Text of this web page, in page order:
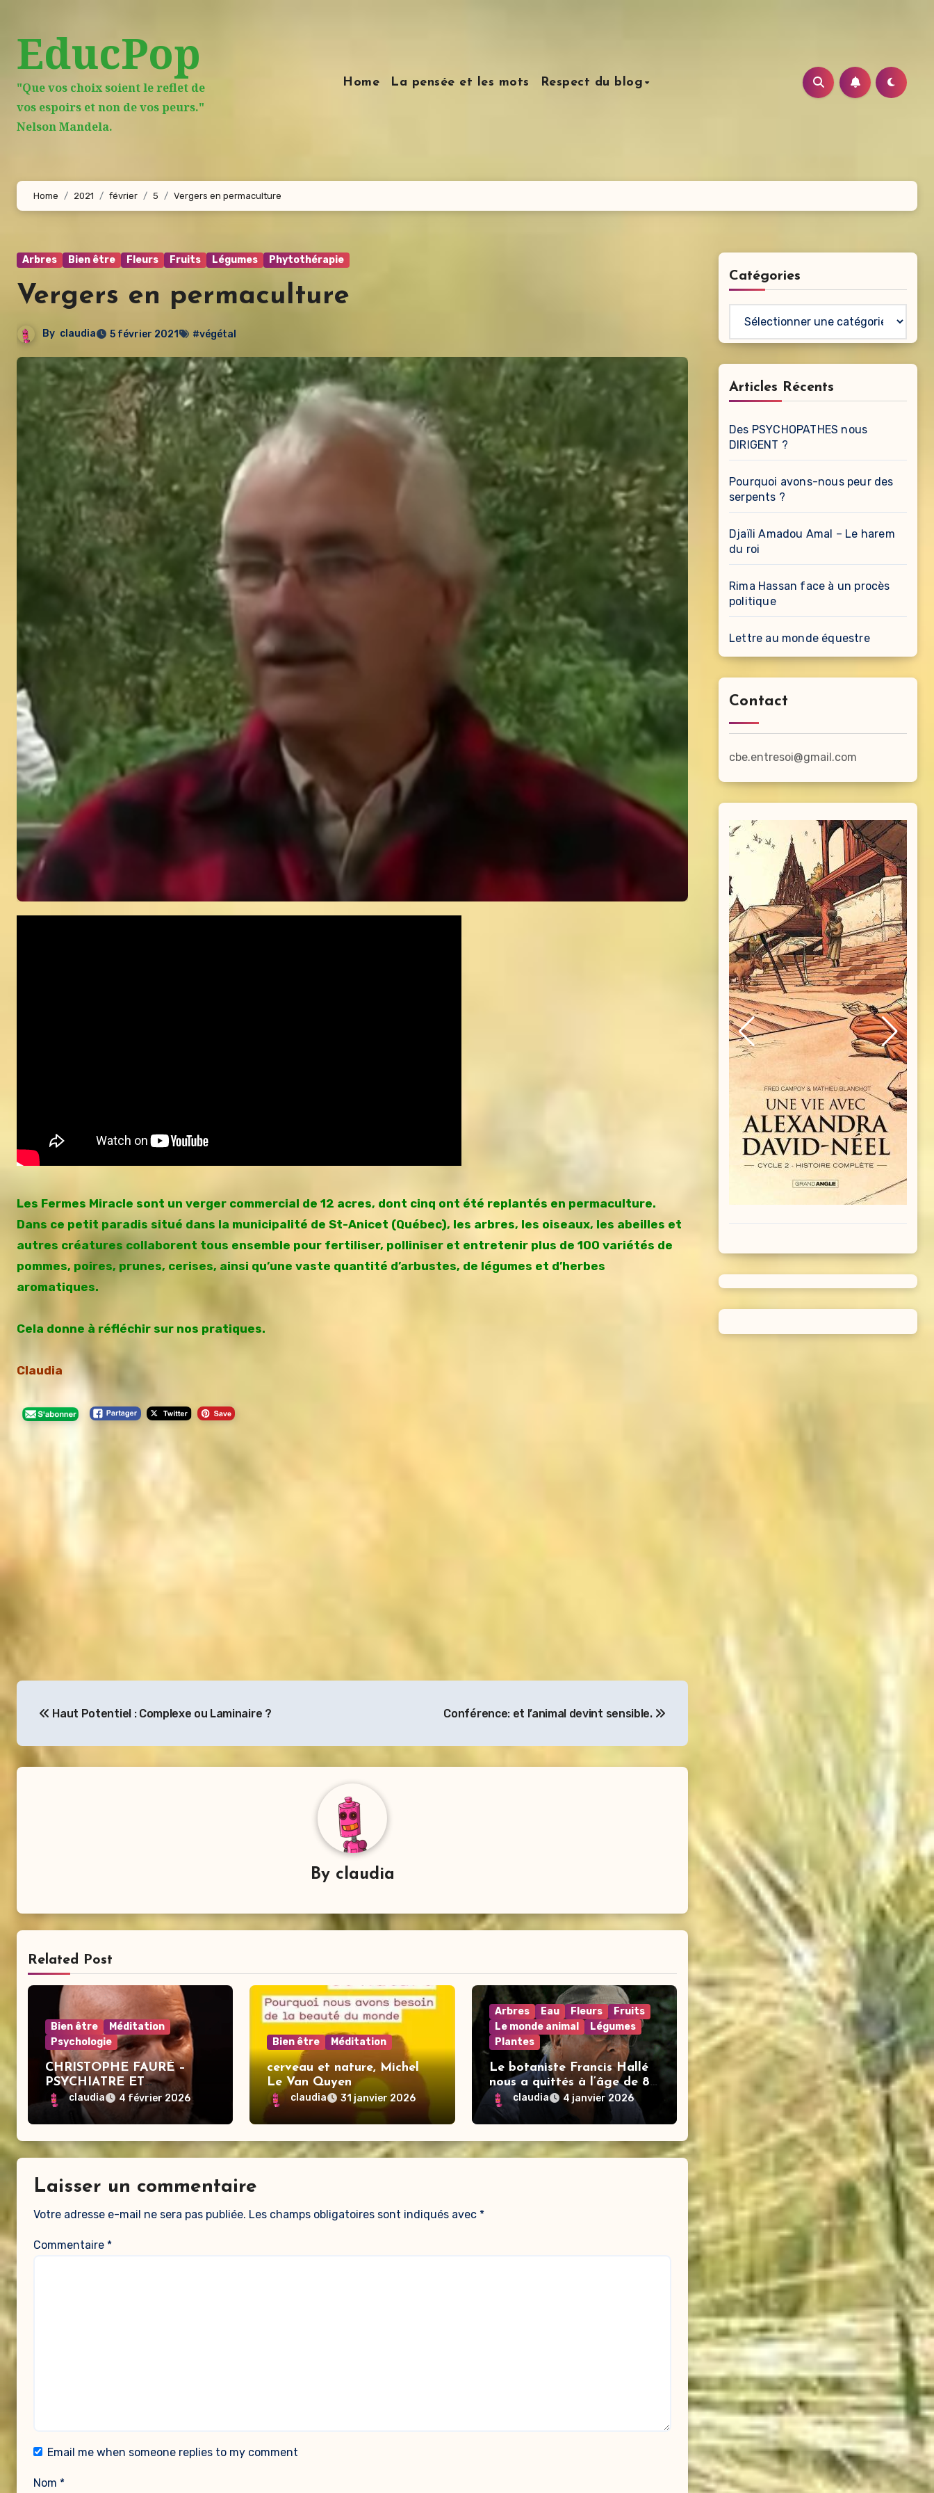
contenu
principal
EducPop
"Que vos choix soient le reflet de
vos espoirs et non de vos peurs."
Nelson Mandela.
Home La pensée et les mots Respect du blog
Home 2021 février 5 Vergers en permaculture
Arbres Bien être Fleurs Fruits Légumes Phytothérapie
Vergers en permaculture
By claudia 5 février 2021 #végétal
Les Fermes Miracle sont un verger commercial de 12 acres, dont cinq ont été replantés en permaculture.
Dans ce petit paradis situé dans la municipalité de St-Anicet (Québec), les arbres, les oiseaux, les abeilles et
autres créatures collaborent tous ensemble pour fertiliser, polliniser et entretenir plus de 100 variétés de
pommes, poires, prunes, cerises, ainsi qu’une vaste quantité d’arbustes, de légumes et d’herbes
aromatiques.
Cela donne à réfléchir sur nos pratiques.
Claudia
de
l’article
Haut Potentiel : Complexe ou Laminaire ? Conférence: et l’animal devint sensible.
By claudia
Related Post
Bien être
Méditation
Psychologie
CHRISTOPHE FAURÉ –
PSYCHIATRE ET
SPECIALISTE DU DEUIL :
CE QUE PERSONNE N’OSE
DIRE SUR LA MORT
claudia 4 février 2026
Bien être Méditation
cerveau et nature, Michel
Le Van Quyen
claudia 31 janvier 2026
Arbres Eau Fleurs
Fruits
Le monde animal
Légumes
Plantes
Le botaniste Francis Hallé
nous a quittés à l’âge de 87
ans claudia 4 janvier 2026
Laisser un commentaire
Votre adresse e-mail ne sera pas publiée. Les champs obligatoires sont indiqués avec *
Commentaire *
Email me when someone replies to my comment
Nom *
Catégories
Articles Récents
Des PSYCHOPATHES nous
DIRIGENT ?
Pourquoi avons-nous peur des
serpents ?
Djaïli Amadou Amal – Le harem
du roi
Rima Hassan face à un procès
politique
Lettre au monde équestre
Contact
cbe.entresoi@gmail.com